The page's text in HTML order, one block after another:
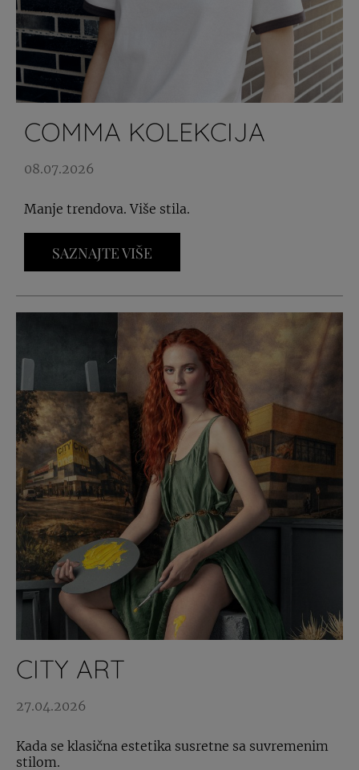
COMMA KOLEKCIJA
08.07.2026
Manje trendova. Više stila.
SAZNAJTE VIŠE
CITY ART
27.04.2026
Kada se klasična estetika susretne sa suvremenim
stilom.